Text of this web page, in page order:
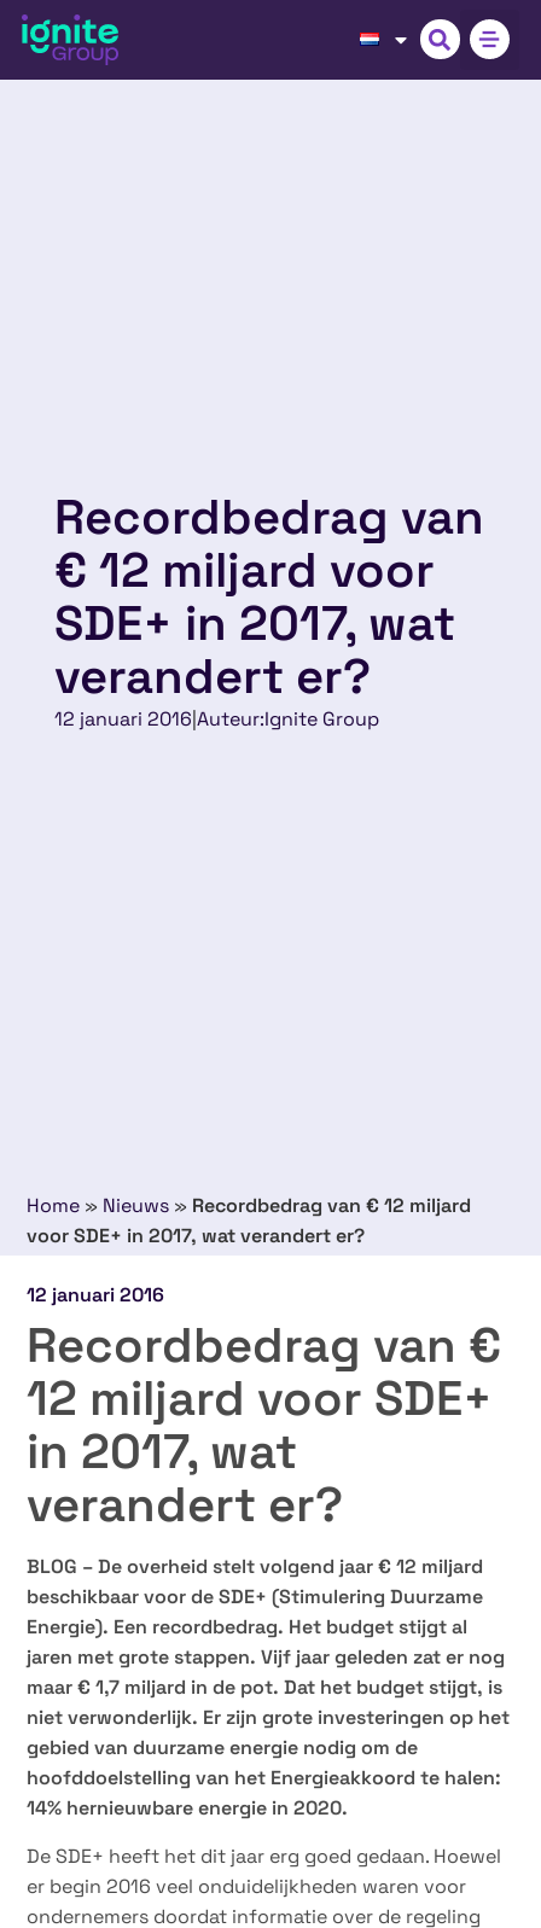
Recordbedrag van
€ 12 miljard voor
SDE+ in 2017, wat
verandert er?
12 januari 2016 Auteur:Ignite Group
Home » Nieuws » Recordbedrag van € 12 miljard
voor SDE+ in 2017, wat verandert er?
12 januari 2016
Recordbedrag van €
12 miljard voor SDE+
in 2017, wat
verandert er?
BLOG – De overheid stelt volgend jaar € 12 miljard
beschikbaar voor de SDE+ (Stimulering Duurzame
Energie). Een recordbedrag. Het budget stijgt al
jaren met grote stappen. Vijf jaar geleden zat er nog
maar € 1,7 miljard in de pot. Dat het budget stijgt, is
niet verwonderlijk. Er zijn grote investeringen op het
gebied van duurzame energie nodig om de
hoofddoelstelling van het Energieakkoord te halen:
14% hernieuwbare energie in 2020.
De SDE+ heeft het dit jaar erg goed gedaan. Hoewel
er begin 2016 veel onduidelijkheden waren voor
ondernemers doordat informatie over de regeling